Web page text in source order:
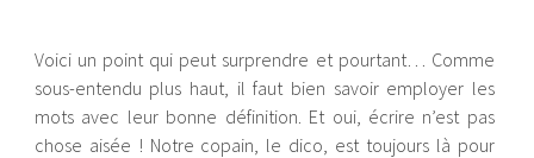
Voici un point qui peut surprendre et pourtant… Comme
sous-entendu plus haut, il faut bien savoir employer les
mots avec leur bonne définition. Et oui, écrire n’est pas
chose aisée ! Notre copain, le dico, est toujours là pour